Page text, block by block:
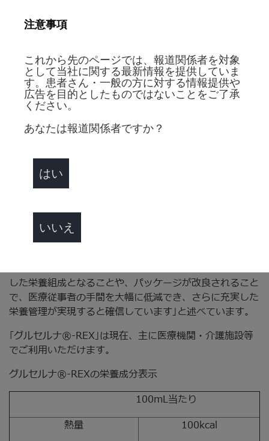
ところ、グルセルナ®-REXは33%であり、糖質を制限し
た栄養管理に貢献します。
今回、容器を缶からアルミパウチ、RTHバッグに変更する
ことで、医療現場で広く採用されている紙容器のように開
封時にハサミを必要とせず、また缶のように廃棄の手間も
かからなくなりました。RTHバッグではコンテナ等に移し
替える必要がなく、直接栄養セットに接続できるため、細
菌汚染リスクを減らすことにもつながり、医療従事者の手
とが可能になります。また、医療機関で採用されている多
くの液状栄養食品の賞味期限が6カ月であるのに対し、グ
ルセルナ-REXの賞味期限は製造後9カ月であり、医療機関
一般社団法人日本臨床栄養実践協会 理事長の足立香代子
先生は、｢栄養食品は人々が健康を回復する際、非常に重
した栄養組成となることや、パッケージが改良されること
で、医療従事者の手間を大幅に低減でき、さらに充実した
栄養管理が実現すると確信しています｣と述べています。
｢グルセルナ®-REX｣は現在、主に医療機関・介護施設等
でご利用いただけます。
グルセルナ®-REXの栄養成分表示
100mL当たり
熱量
100kcal
注意事項
これから先のページでは、報道関係者を対象
として当社に関する最新情報を提供していま
す。患者さん・一般の方に対する情報提供や
広告を目的としたものではないことをご了承
ください。
あなたは報道関係者ですか？
はい
いいえ